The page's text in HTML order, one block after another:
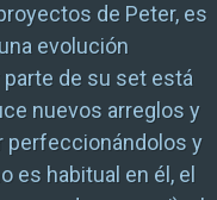
de Peter, es
evolución
de su set está
nuevos arreglos y
perfeccionándolos y
es habitual en él, el